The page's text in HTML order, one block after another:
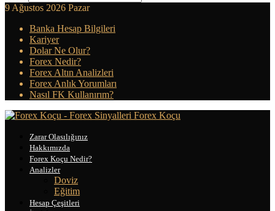
9 Ağustos 2026 Pazar
Banka Hesap Bilgileri
Kariyer
Dolar Ne Olur?
Forex Nedir?
Forex Altın Analizleri
Forex Anlık Yorumları
Nasıl FK Kullanırım?
Forex Koçu
Zarar Olasılığınız
Hakkımızda
Forex Koçu Nedir?
Analizler
Doviz
Eğitim
Hesap Çeşitleri